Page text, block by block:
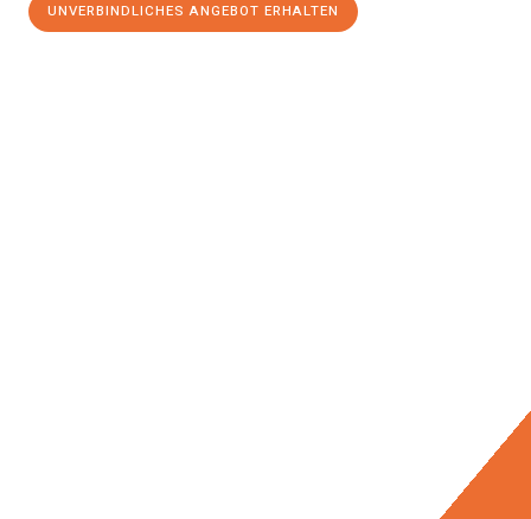
UNVERBINDLICHES ANGEBOT ERHALTEN